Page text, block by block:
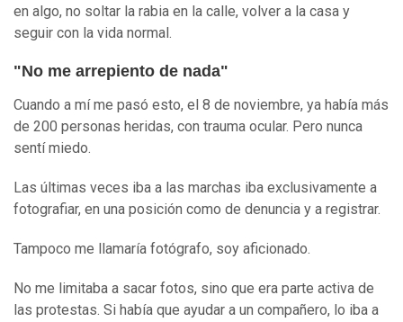
en algo, no soltar la rabia en la calle, volver a la casa y
seguir con la vida normal.
"No me arrepiento de nada"
Cuando a mí me pasó esto, el 8 de noviembre, ya había más
de 200 personas heridas, con trauma ocular. Pero nunca
sentí miedo.
Las últimas veces iba a las marchas iba exclusivamente a
fotografiar, en una posición como de denuncia y a registrar.
Tampoco me llamaría fotógrafo, soy aficionado.
No me limitaba a sacar fotos, sino que era parte activa de
las protestas. Si había que ayudar a un compañero, lo iba a